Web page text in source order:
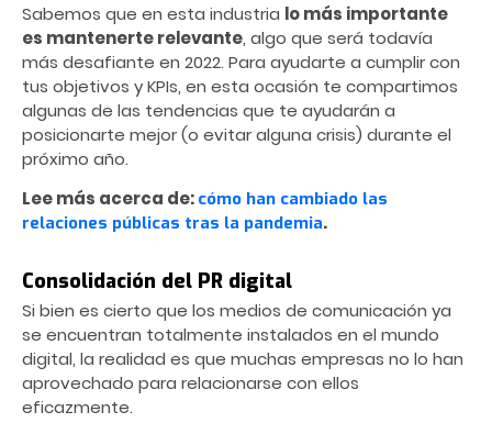
Sabemos que en esta industria lo más importante
es mantenerte relevante, algo que será todavía
más desafiante en 2022. Para ayudarte a cumplir con
tus objetivos y KPIs, en esta ocasión te compartimos
algunas de las tendencias que te ayudarán a
posicionarte mejor (o evitar alguna crisis) durante el
próximo año.
Lee más acerca de: cómo han cambiado las
relaciones públicas tras la pandemia.
Consolidación del PR digital
Si bien es cierto que los medios de comunicación ya
se encuentran totalmente instalados en el mundo
digital, la realidad es que muchas empresas no lo han
aprovechado para relacionarse con ellos
eficazmente.